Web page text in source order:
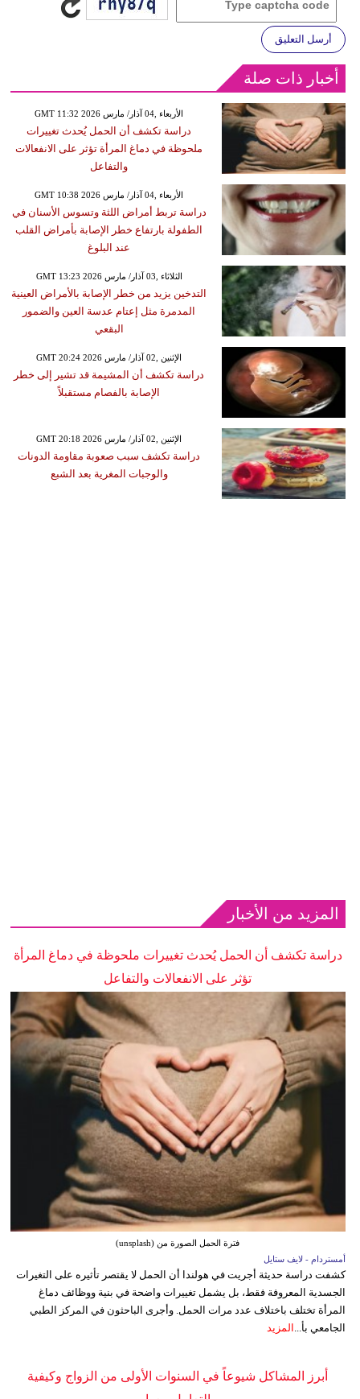
أرسل التعليق
أخبار ذات صلة
GMT 11:32 2026 الأربعاء ,04 آذار/ مارس
دراسة تكشف أن الحمل يُحدث تغييرات
ملحوظة في دماغ المرأة تؤثر على الانفعالات
والتفاعل
GMT 10:38 2026 الأربعاء ,04 آذار/ مارس
دراسة تربط أمراض اللثة وتسوس الأسنان في
الطفولة بارتفاع خطر الإصابة بأمراض القلب
عند البلوغ
GMT 13:23 2026 الثلاثاء ,03 آذار/ مارس
التدخين يزيد من خطر الإصابة بالأمراض العينية
المدمرة مثل إعتام عدسة العين والضمور
البقعي
GMT 20:24 2026 الإثنين ,02 آذار/ مارس
دراسة تكشف أن المشيمة قد تشير إلى خطر
الإصابة بالفصام مستقبلاً
GMT 20:18 2026 الإثنين ,02 آذار/ مارس
دراسة تكشف سبب صعوبة مقاومة الدونات
والوجبات المغرية بعد الشبع
المزيد من الأخبار
دراسة تكشف أن الحمل يُحدث تغييرات ملحوظة في دماغ المرأة
تؤثر على الانفعالات والتفاعل
فترة الحمل الصورة من (unsplash)
أمستردام - لايف ستايل
كشفت دراسة حديثة أجريت في هولندا أن الحمل لا يقتصر تأثيره على التغيرات
الجسدية المعروفة فقط، بل يشمل تغييرات واضحة في بنية ووظائف دماغ
المرأة تختلف باختلاف عدد مرات الحمل. وأجرى الباحثون في المركز الطبي
الجامعي بأ... المزيد
أبرز المشاكل شيوعاً في السنوات الأولى من الزواج وكيفية